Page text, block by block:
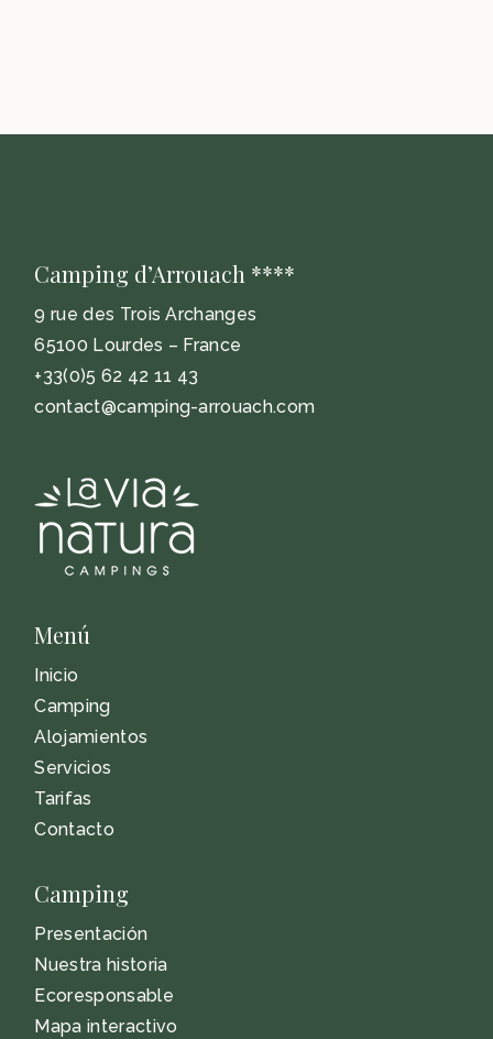
Camping d’Arrouach ****
9 rue des Trois Archanges
65100 Lourdes – France
+33(0)5 62 42 11 43
contact@camping-arrouach.com
Menú
Inicio
Camping
Alojamientos
Servicios
Tarifas
Contacto
Camping
Presentación
Nuestra historia
Ecoresponsable
Mapa interactivo